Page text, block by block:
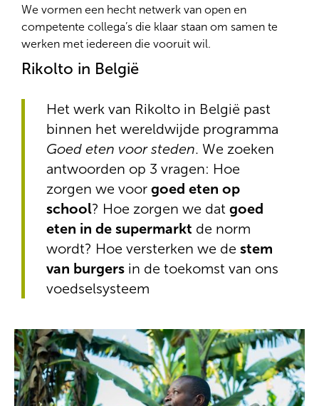
We vormen een hecht netwerk van open en
competente collega’s die klaar staan om samen te
werken met iedereen die vooruit wil.
Rikolto in België
Het werk van Rikolto in België past
binnen het wereldwijde programma
Goed eten voor steden. We zoeken
antwoorden op 3 vragen: Hoe
zorgen we voor goed eten op
school? Hoe zorgen we dat goed
eten in de supermarkt de norm
wordt? Hoe versterken we de stem
van burgers in de toekomst van ons
voedselsysteem